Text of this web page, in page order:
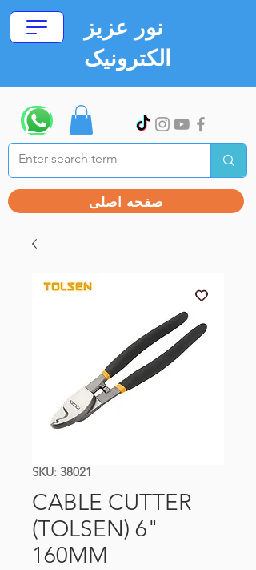
نور عزیز
الکترونیک
صفحه اصلی
SKU: 38021
CABLE CUTTER
(TOLSEN) 6"
160MM